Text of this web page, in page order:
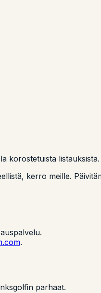
korostetuista
kerro meille.
.
parhaat.